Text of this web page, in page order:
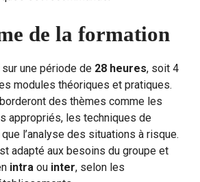
de la formation
une période de 28 heures, soit 4
modules théoriques et pratiques.
des thèmes comme les
appropriés, les techniques de
l’analyse des situations à risque.
adapté aux besoins du groupe et
intra ou inter, selon les